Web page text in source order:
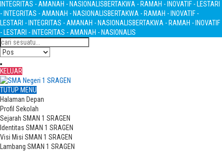
INTEGRITAS - AMANAH - NASIONALISBERTAKWA - RAMAH - INOVATIF - LESTARI
- INTEGRITAS - AMANAH - NASIONALISBERTAKWA - RAMAH - INOVATIF -
LESTARI - INTEGRITAS - AMANAH - NASIONALISBERTAKWA - RAMAH - INOVATIF
- LESTARI - INTEGRITAS - AMANAH - NASIONALIS
KELUAR
TUTUP MENU
Halaman Depan
Profil Sekolah
Sejarah SMAN 1 SRAGEN
Identitas SMAN 1 SRAGEN
Visi Misi SMAN 1 SRAGEN
Lambang SMAN 1 SRAGEN